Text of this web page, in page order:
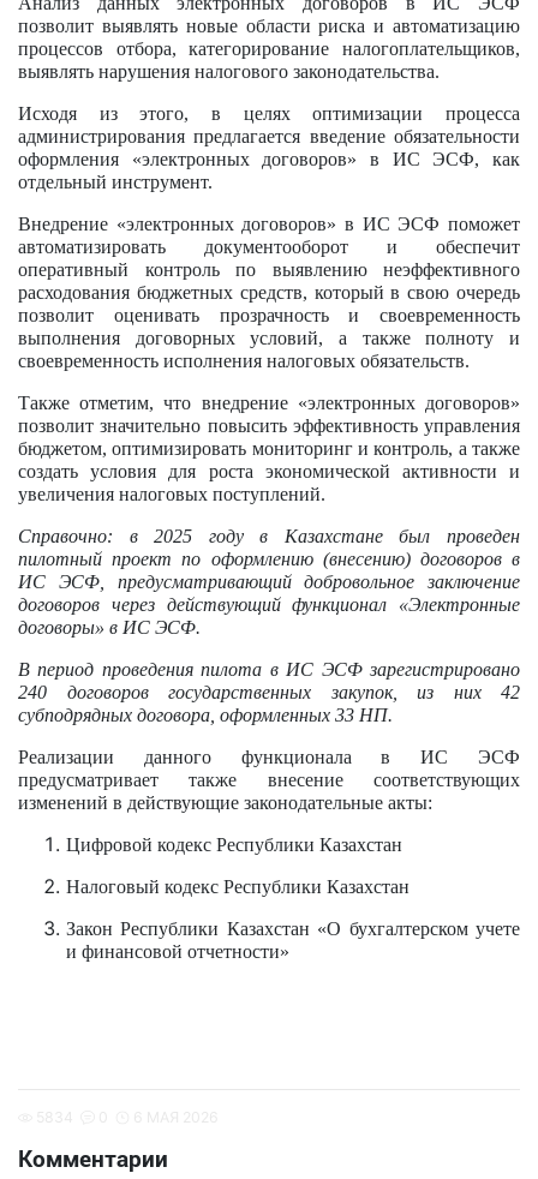
позволит выявлять новые области риска и автоматизацию
процессов отбора, категорирование налогоплательщиков,
выявлять нарушения налогового законодательства.
Исходя из этого, в целях оптимизации процесса
администрирования предлагается введение обязательности
оформления «электронных договоров» в ИС ЭСФ, как
отдельный инструмент.
Внедрение «электронных договоров» в ИС ЭСФ поможет
автоматизировать документооборот и обеспечит
оперативный контроль по выявлению неэффективного
расходования бюджетных средств, который в свою очередь
позволит оценивать прозрачность и своевременность
выполнения договорных условий, а также полноту и
своевременность исполнения налоговых обязательств.
Также отметим, что внедрение «электронных договоров»
позволит значительно повысить эффективность управления
бюджетом, оптимизировать мониторинг и контроль, а также
создать условия для роста экономической активности и
увеличения налоговых поступлений.
Справочно: в 2025 году в Казахстане был проведен
пилотный проект по оформлению (внесению) договоров в
ИС ЭСФ, предусматривающий добровольное заключение
договоров через действующий функционал «Электронные
договоры» в ИС ЭСФ.
В период проведения пилота в ИС ЭСФ зарегистрировано
240 договоров государственных закупок, из них 42
субподрядных договора, оформленных 33 НП.
Реализации данного функционала в ИС ЭСФ
предусматривает также внесение соответствующих
изменений в действующие законодательные акты:
Цифровой кодекс Республики Казахстан
Налоговый кодекс Республики Казахстан
Закон Республики Казахстан «О бухгалтерском учете
и финансовой отчетности»
Комментарии